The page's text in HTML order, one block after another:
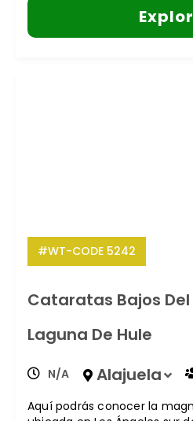
#WT-CODE 5242
Cataratas Bajos Del
Laguna De Hule
N/A Alajuela
Aquí podrás conocer la